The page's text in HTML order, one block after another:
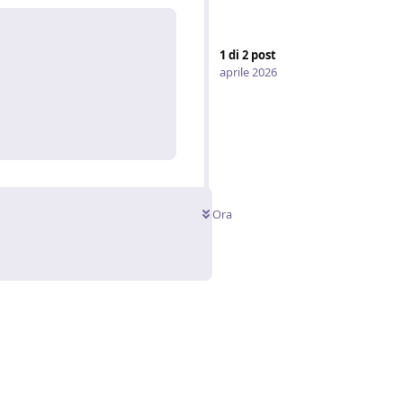
1 di 2 post
aprile 2026
Ora